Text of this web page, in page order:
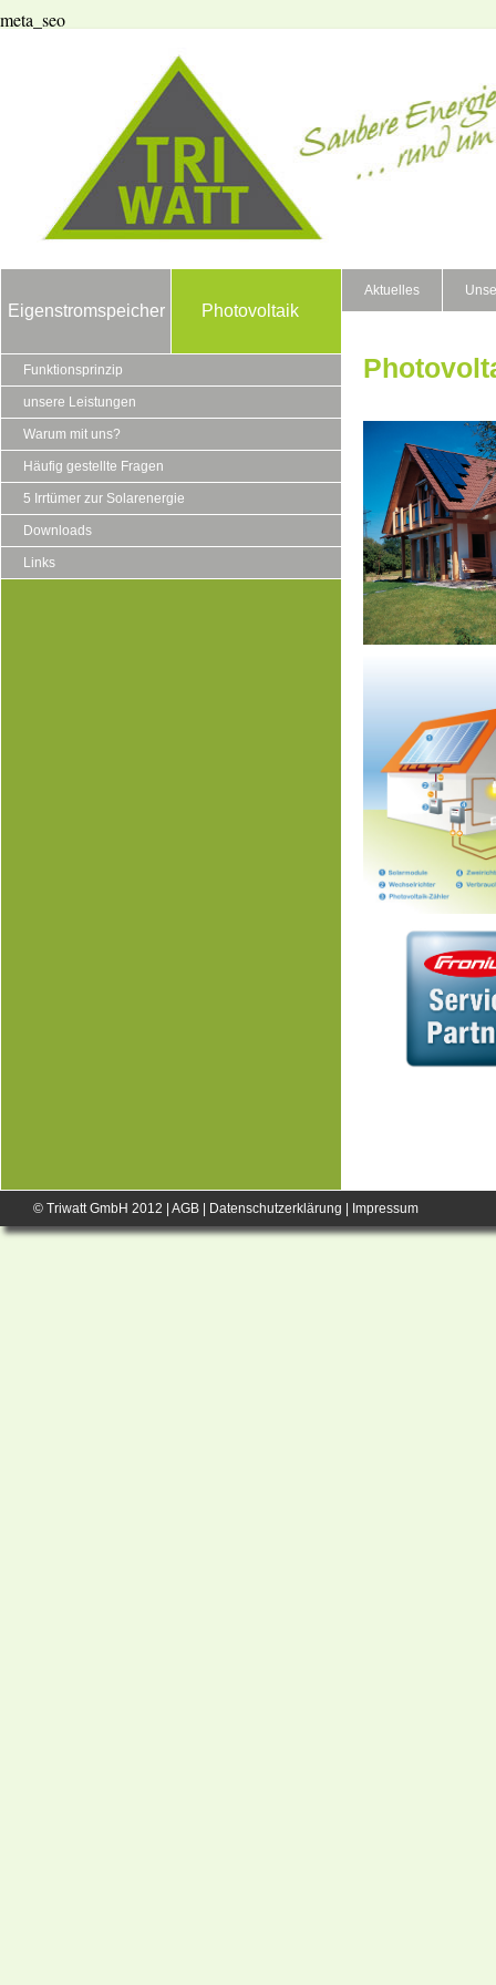
meta_seo
Eigenstromspeicher Photovoltaik
Aktuelles
Funktionsprinzip
unsere Leistungen
Warum mit uns?
Häufig gestellte Fragen
5 Irrtümer zur Solarenergie
Downloads
Links
© Triwatt GmbH 2012 | AGB Datenschutzerklärung Impressum